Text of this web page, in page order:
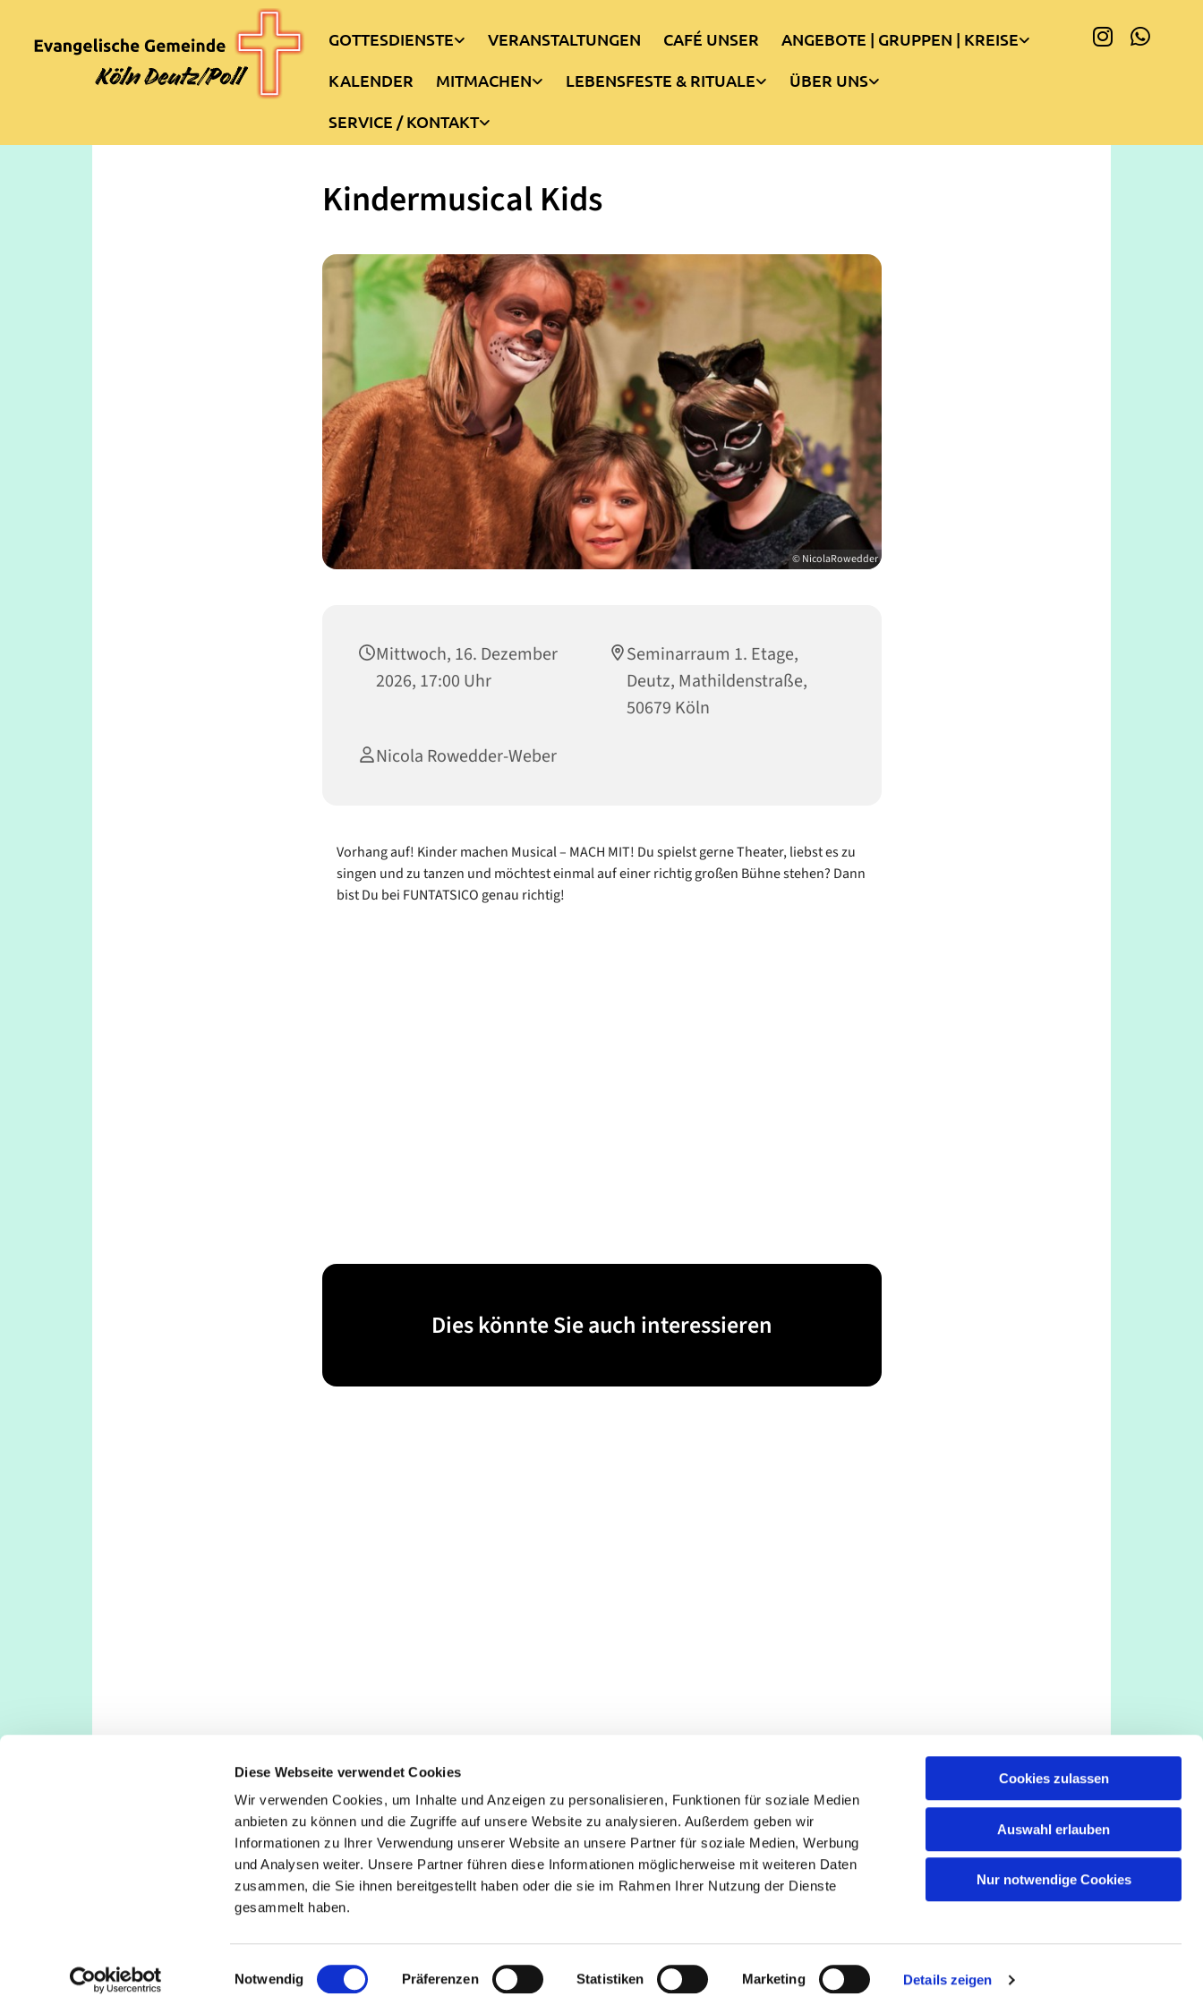
Diese Webseite verwendet Cookies
Wir verwenden Cookies, um Inhalte und Anzeigen zu personalisieren, Funktionen für soziale Medien
anbieten zu können und die Zugriffe auf unsere Website zu analysieren. Außerdem geben wir
Informationen zu Ihrer Verwendung unserer Website an unsere Partner für soziale Medien, Werbung
und Analysen weiter. Unsere Partner führen diese Informationen möglicherweise mit weiteren Daten
zusammen, die Sie ihnen bereitgestellt haben oder die sie im Rahmen Ihrer Nutzung der Dienste
gesammelt haben.
i
Notwendig Präferenzen Statistiken Marketing Details zeigen
Cookies zulassen
Auswahl erlauben
Nur notwendige Cookies
GOTTESDIENSTE VERANSTALTUNGEN CAFÉ UNSER
ANGEBOTE | GRUPPEN | KREISE
KALENDER
MITMACHEN LEBENSFESTE & RITUALE
ÜBER UNS
SERVICE / KONTAKT
Kindermusical Kids
© NicolaRowedder
Mittwoch, 16. Dezember
2026, 17:00 Uhr
Seminarraum 1. Etage,
Deutz, Mathildenstraße,
50679 Köln
Nicola Rowedder-Weber
Vorhang auf! Kinder machen Musical – MACH MIT! Du spielst gerne Theater, liebst es zu
singen und zu tanzen und möchtest einmal auf einer richtig großen Bühne stehen? Dann
bist Du bei FUNTATSICO genau richtig!
Dies könnte Sie auch interessieren
Evangelische Kirchengemeinde Köln-Deutz/Poll
Deutz: Tempelstraße 29, 50679 Köln
Poll: Rolshover Str. 588a, 51105 Köln
koeln-deutz-poll@ekir.de
Spenden